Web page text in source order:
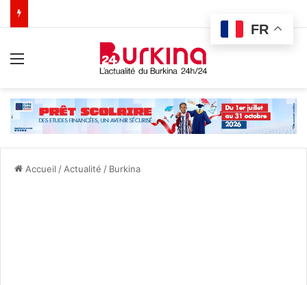
Accueil / Actualité / Burkina
FR